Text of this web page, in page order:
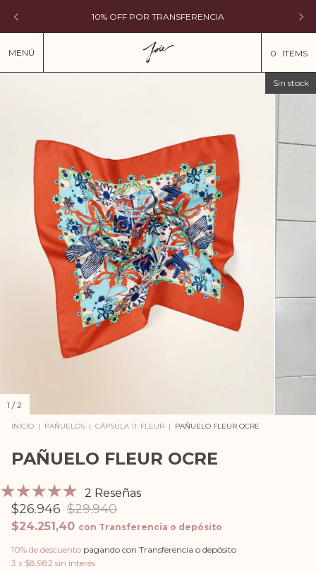
10% OFF POR TRANSFERENCIA
MENÚ 0 ITEMS
Sin stock
1 /2
INICIO | PAÑUELOS | CÁPSULA 11: FLEUR | PAÑUELO FLEUR OCRE
PAÑUELO FLEUR OCRE
2 Reseñas
$26.946 $29.940
$24.251,40 con Transferencia o depósito
10% de descuento pagando con Transferencia o depósito
3 x $8.982 sin interés